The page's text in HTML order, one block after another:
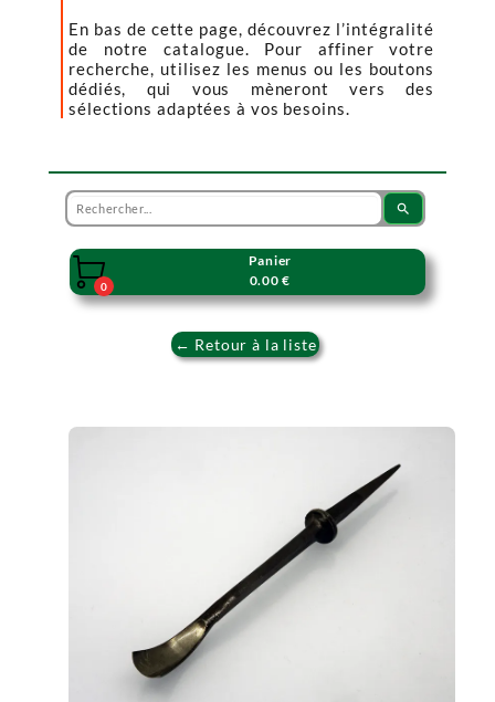
En bas de cette page, découvrez l’intégralité
de notre catalogue. Pour affiner votre
recherche, utilisez les menus ou les boutons
dédiés, qui vous mèneront vers des
sélections adaptées à vos besoins.
search

0
Panier
0.00 €
← Retour à la liste